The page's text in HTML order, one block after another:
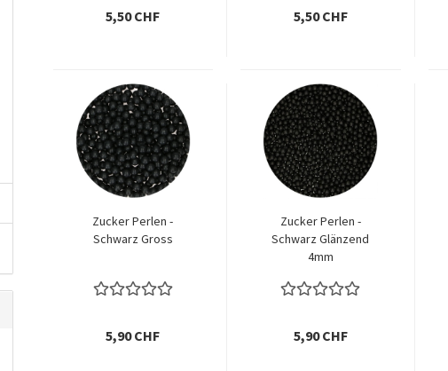
5,50 CHF 5,50 CHF
Zucker Perlen -
Schwarz Gross
5,90 CHF
Zucker Perlen -
Schwarz Glänzend
4mm
5,90 CHF